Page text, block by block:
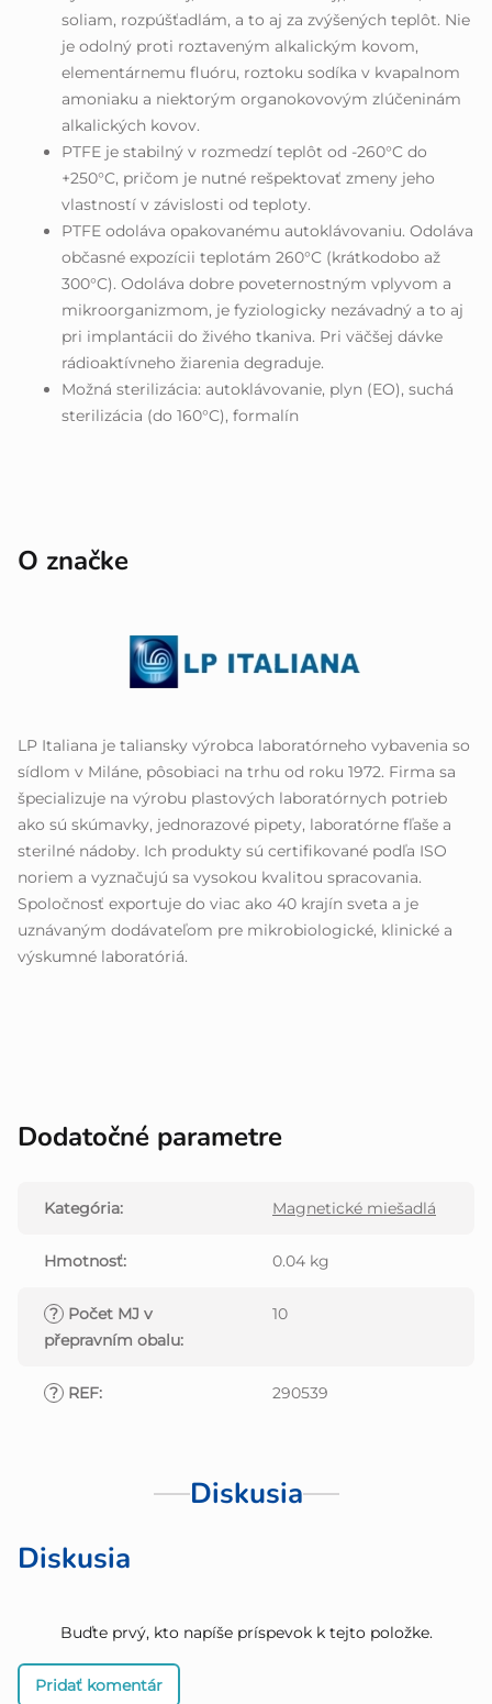
soliam, rozpúšťadlám, a to aj za zvýšených teplôt. Nie
je odolný proti roztaveným alkalickým kovom,
elementárnemu fluóru, roztoku sodíka v kvapalnom
amoniaku a niektorým organokovovým zlúčeninám
alkalických kovov.
PTFE je stabilný v rozmedzí teplôt od -260°C do
+250°C, pričom je nutné rešpektovať zmeny jeho
vlastností v závislosti od teploty.
PTFE odoláva opakovanému autoklávovaniu. Odoláva
občasné expozícii teplotám 260°C (krátkodobo až
300°C). Odoláva dobre poveternostným vplyvom a
mikroorganizmom, je fyziologicky nezávadný a to aj
pri implantácii do živého tkaniva. Pri väčšej dávke
rádioaktívneho žiarenia degraduje.
Možná sterilizácia: autoklávovanie, plyn (EO), suchá
sterilizácia (do 160°C), formalín
O značke
LP Italiana je taliansky výrobca laboratórneho vybavenia so
sídlom v Miláne, pôsobiaci na trhu od roku 1972. Firma sa
špecializuje na výrobu plastových laboratórnych potrieb
ako sú skúmavky, jednorazové pipety, laboratórne fľaše a
sterilné nádoby. Ich produkty sú certifikované podľa ISO
noriem a vyznačujú sa vysokou kvalitou spracovania.
Spoločnosť exportuje do viac ako 40 krajín sveta a je
uznávaným dodávateľom pre mikrobiologické, klinické a
výskumné laboratóriá.
Dodatočné parametre
Kategória: Magnetické miešadlá
Hmotnosť: 0.04 kg
? Počet MJ v
přepravním obalu:
10
? REF: 290539
Diskusia
Diskusia
Buďte prvý, kto napíše príspevok k tejto položke.
Pridať komentár